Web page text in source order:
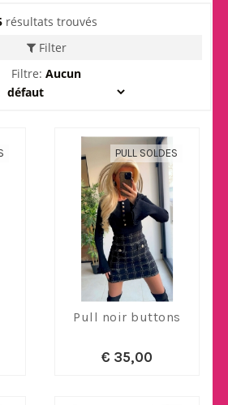
résultats trouvés
Filter
Filtre: Aucun
PULL SOLDES
Pull noir buttons
€ 35,00